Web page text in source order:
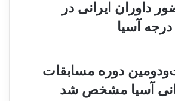
ر
ز
ب
د
داوران ایرانی در
آسیا
دوره مسابقات
آسیا مشخص شد